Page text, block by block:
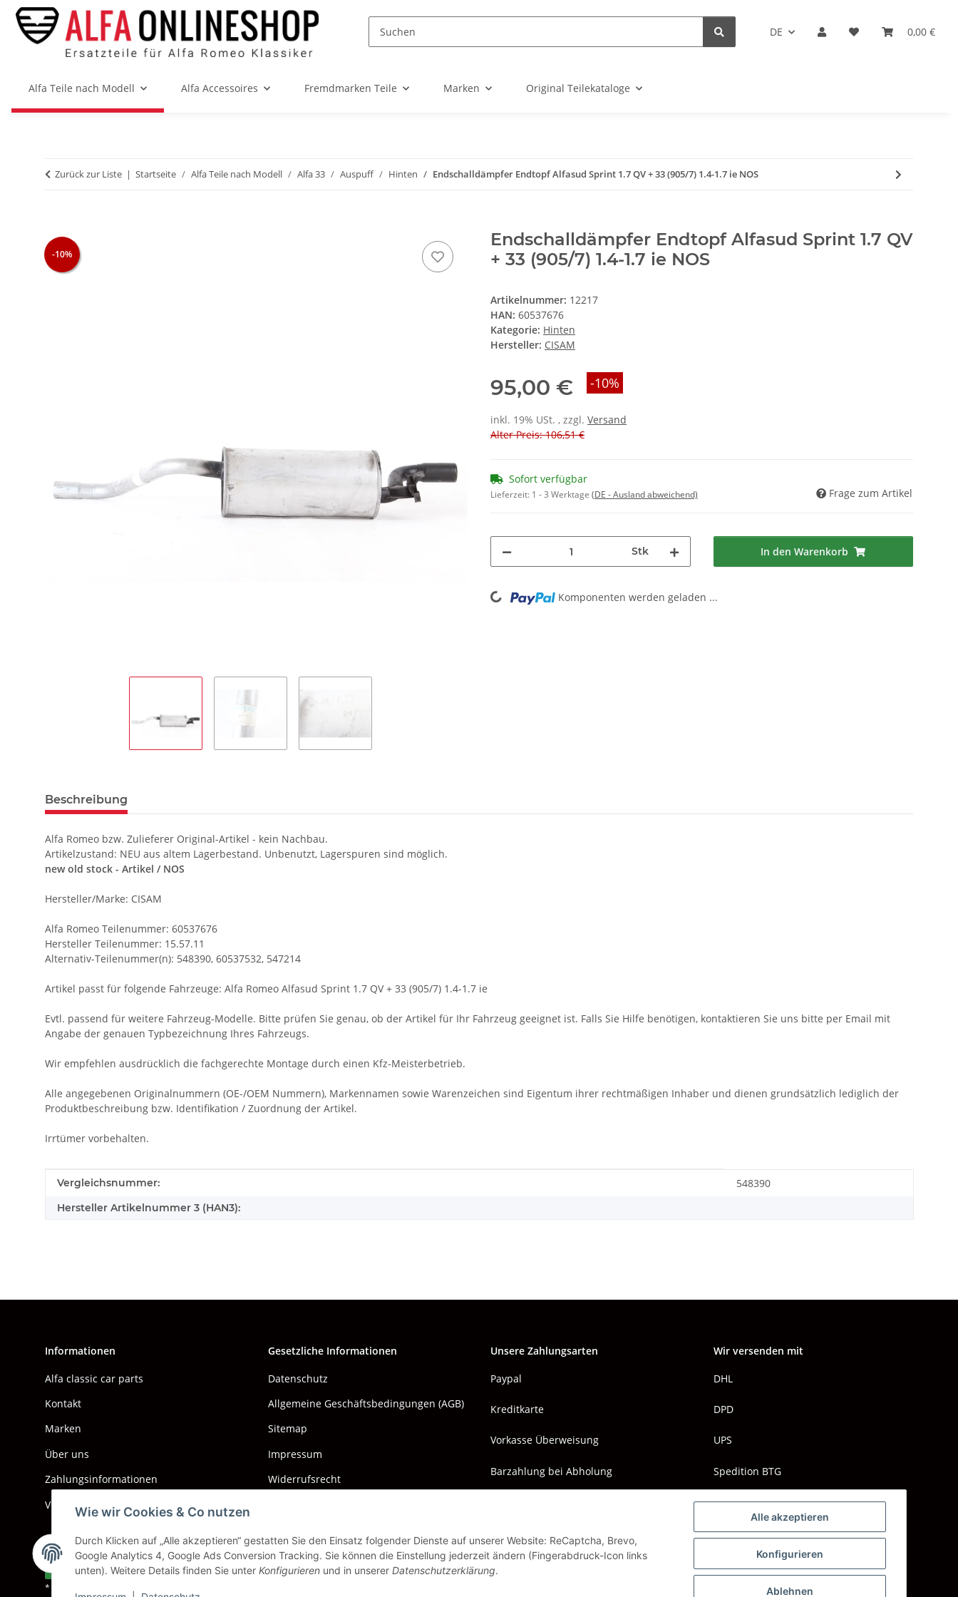
Alle akzeptieren
Konfigurieren
Ablehnen
Wie wir Cookies & Co nutzen
Durch Klicken auf „Alle akzeptieren“ gestatten Sie den Einsatz folgender Dienste auf unserer Website: ReCaptcha, Brevo,
Google Analytics 4, Google Ads Conversion Tracking. Sie können die Einstellung jederzeit ändern (Fingerabdruck-Icon links
unten). Weitere Details finden Sie unter Konfigurieren und in unserer Datenschutzerklärung.
DE 0,00 €
Alfa Teile nach Modell Alfa Accessoires Fremdmarken Teile Marken Original Teilekataloge
Zurück zur Liste Startseite Alfa Teile nach Modell Alfa 33 Auspuff Hinten Endschalldämpfer Endtopf Alfasud Sprint 1.7 QV + 33 (905/7) 1.4-1.7 ie NOS
-10%
Endschalldämpfer Endtopf Alfasud Sprint 1.7 QV
+ 33 (905/7) 1.4-1.7 ie NOS
Artikelnummer: 12217
HAN: 60537676
Kategorie: Hinten
Hersteller: CISAM
95,00 € -10%
inkl. 19% USt. , zzgl. Versand
Alter Preis: 106,51 €
Sofort verfügbar
Lieferzeit: 1 - 3 Werktage (DE - Ausland abweichend) Frage zum Artikel
Stk In den Warenkorb
Loading... Komponenten werden geladen ...
Beschreibung
Alfa Romeo bzw. Zulieferer Original-Artikel - kein Nachbau.
Artikelzustand: NEU aus altem Lagerbestand. Unbenutzt, Lagerspuren sind möglich.
new old stock - Artikel / NOS
Hersteller/Marke: CISAM
Alfa Romeo Teilenummer: 60537676
Hersteller Teilenummer: 15.57.11
Alternativ-Teilenummer(n): 548390, 60537532, 547214
Artikel passt für folgende Fahrzeuge: Alfa Romeo Alfasud Sprint 1.7 QV + 33 (905/7) 1.4-1.7 ie
Evtl. passend für weitere Fahrzeug-Modelle. Bitte prüfen Sie genau, ob der Artikel für Ihr Fahrzeug geeignet ist. Falls Sie Hilfe benötigen, kontaktieren Sie uns bitte per Email mit
Angabe der genauen Typbezeichnung Ihres Fahrzeugs.
Wir empfehlen ausdrücklich die fachgerechte Montage durch einen Kfz-Meisterbetrieb.
Alle angegebenen Originalnummern (OE-/OEM Nummern), Markennamen sowie Warenzeichen sind Eigentum ihrer rechtmäßigen Inhaber und dienen grundsätzlich lediglich der
Produktbeschreibung bzw. Identifikation / Zuordnung der Artikel.
Irrtümer vorbehalten.
Produkteigenschaft
Wert
Vergleichsnummer: 548390
Hersteller Artikelnummer 3 (HAN3):
Informationen
Alfa classic car parts
Kontakt
Marken
Über uns
Zahlungsinformationen
Versand & Kosten
Gesetzliche Informationen
Datenschutz
Allgemeine Geschäftsbedingungen (AGB)
Sitemap
Impressum
Widerrufsrecht
Unsere Zahlungsarten
Paypal
Kreditkarte
Vorkasse Überweisung
Barzahlung bei Abholung
Wir versenden mit
DHL
DPD
UPS
Spedition BTG
Spedition Schenker
Vertrag widerrufen
* Alle Preise inkl. gesetzlicher USt., zzgl.